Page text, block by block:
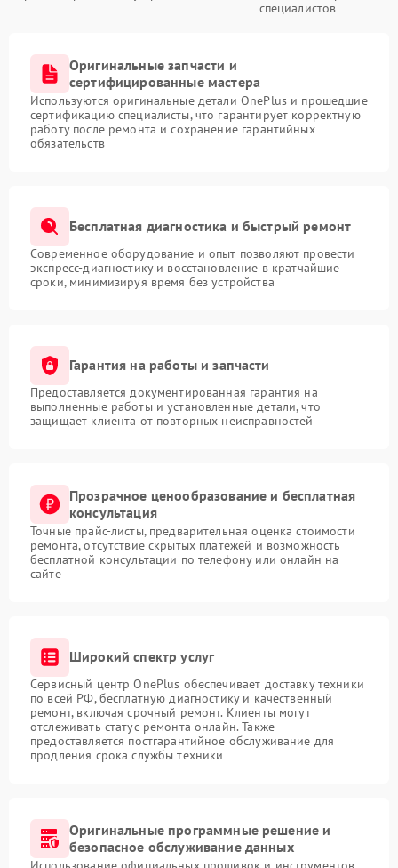
специалистов
Оригинальные запчасти и
сертифицированные мастера
Используются оригинальные детали OnePlus и прошедшие
сертификацию специалисты, что гарантирует корректную
работу после ремонта и сохранение гарантийных
обязательств
Бесплатная диагностика и быстрый ремонт
Современное оборудование и опыт позволяют провести
экспресс-диагностику и восстановление в кратчайшие
сроки, минимизируя время без устройства
Гарантия на работы и запчасти
Предоставляется документированная гарантия на
выполненные работы и установленные детали, что
защищает клиента от повторных неисправностей
Прозрачное ценообразование и бесплатная
консультация
Точные прайс-листы, предварительная оценка стоимости
ремонта, отсутствие скрытых платежей и возможность
бесплатной консультации по телефону или онлайн на
сайте
Широкий спектр услуг
Сервисный центр OnePlus обеспечивает доставку техники
по всей РФ, бесплатную диагностику и качественный
ремонт, включая срочный ремонт. Клиенты могут
отслеживать статус ремонта онлайн. Также
предоставляется постгарантийное обслуживание для
продления срока службы техники
Оригинальные программные решение и
безопасное обслуживание данных